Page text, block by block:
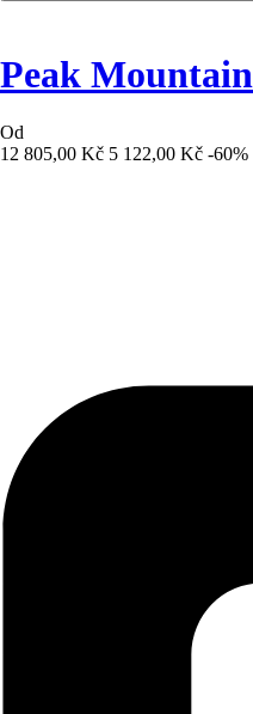
Peak Mountain
Od
12 805,00 Kč 5 122,00 Kč -60%